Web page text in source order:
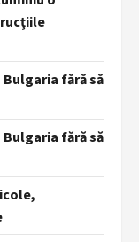
fără să
fără să